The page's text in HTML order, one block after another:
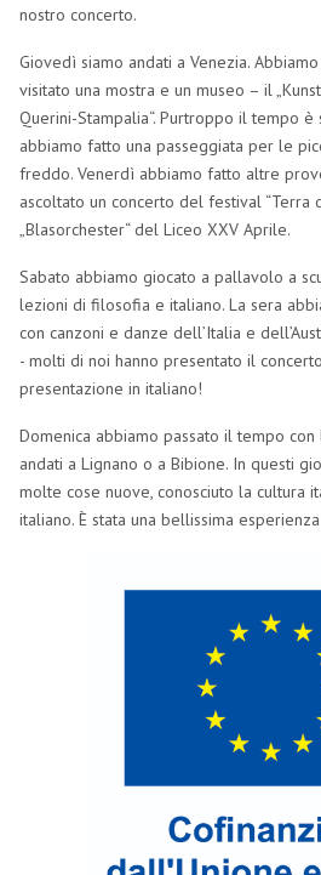
nostro concerto.
Giovedì siamo andati a Venezia.
visitato una mostra e un museo – il
Querini-Stampalia“. Purtroppo il tempo
abbiamo fatto una passeggiata per le
freddo. Venerdì abbiamo fatto altre
ascoltato un concerto del festival “Terra
„Blasorchester“ del Liceo XXV Aprile.
Sabato abbiamo giocato a pallavolo a
lezioni di filosofia e italiano. La sera
con canzoni e danze dell’Italia e
- molti di noi hanno presentato il
presentazione in italiano!
Domenica abbiamo passato il tempo
andati a Lignano o a Bibione. In questi
molte cose nuove, conosciuto la cultura
italiano. È stata una bellissima